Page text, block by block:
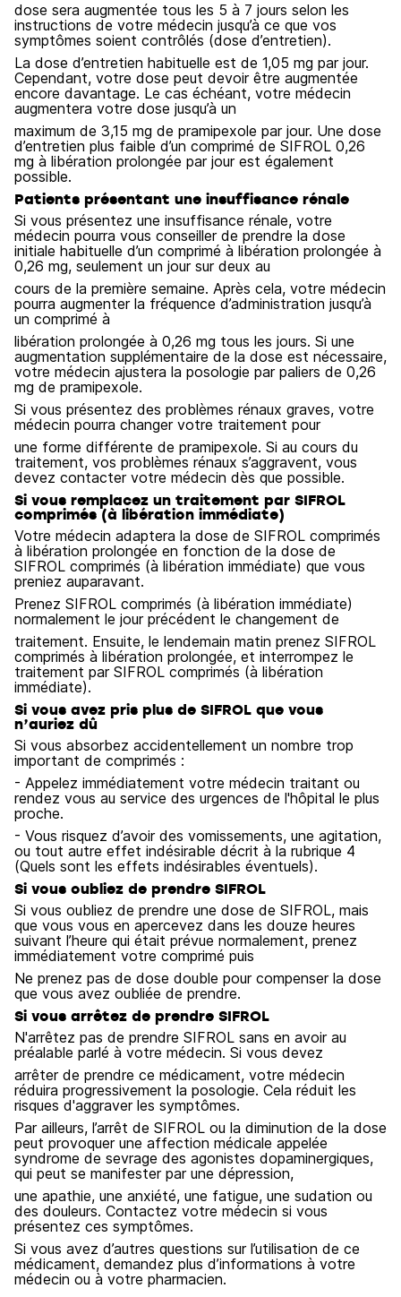
dose sera augmentée tous les 5 à 7 jours selon les
instructions de votre médecin jusqu’à ce que vos
symptômes soient contrôlés (dose d’entretien).
La dose d’entretien habituelle est de 1,05 mg par jour.
Cependant, votre dose peut devoir être augmentée
encore davantage. Le cas échéant, votre médecin
augmentera votre dose jusqu’à un
maximum de 3,15 mg de pramipexole par jour. Une dose
d’entretien plus faible d’un comprimé de SIFROL 0,26
mg à libération prolongée par jour est également
possible.
Patients présentant une insuffisance rénale
Si vous présentez une insuffisance rénale, votre
médecin pourra vous conseiller de prendre la dose
initiale habituelle d’un comprimé à libération prolongée à
0,26 mg, seulement un jour sur deux au
cours de la première semaine. Après cela, votre médecin
pourra augmenter la fréquence d’administration jusqu’à
un comprimé à
libération prolongée à 0,26 mg tous les jours. Si une
augmentation supplémentaire de la dose est nécessaire,
votre médecin ajustera la posologie par paliers de 0,26
mg de pramipexole.
Si vous présentez des problèmes rénaux graves, votre
médecin pourra changer votre traitement pour
une forme différente de pramipexole. Si au cours du
traitement, vos problèmes rénaux s’aggravent, vous
devez contacter votre médecin dès que possible.
Si vous remplacez un traitement par SIFROL
comprimés (à libération immédiate)
Votre médecin adaptera la dose de SIFROL comprimés
à libération prolongée en fonction de la dose de
SIFROL comprimés (à libération immédiate) que vous
preniez auparavant.
Prenez SIFROL comprimés (à libération immédiate)
normalement le jour précédent le changement de
traitement. Ensuite, le lendemain matin prenez SIFROL
comprimés à libération prolongée, et interrompez le
traitement par SIFROL comprimés (à libération
immédiate).
Si vous avez pris plus de SIFROL que vous
n’auriez dû
Si vous absorbez accidentellement un nombre trop
important de comprimés :
- Appelez immédiatement votre médecin traitant ou
rendez vous au service des urgences de l'hôpital le plus
proche.
- Vous risquez d’avoir des vomissements, une agitation,
ou tout autre effet indésirable décrit à la rubrique 4
(Quels sont les effets indésirables éventuels).
Si vous oubliez de prendre SIFROL
Si vous oubliez de prendre une dose de SIFROL, mais
que vous vous en apercevez dans les douze heures
suivant l’heure qui était prévue normalement, prenez
immédiatement votre comprimé puis
Ne prenez pas de dose double pour compenser la dose
que vous avez oubliée de prendre.
Si vous arrêtez de prendre SIFROL
N'arrêtez pas de prendre SIFROL sans en avoir au
préalable parlé à votre médecin. Si vous devez
arrêter de prendre ce médicament, votre médecin
réduira progressivement la posologie. Cela réduit les
risques d'aggraver les symptômes.
Par ailleurs, l’arrêt de SIFROL ou la diminution de la dose
peut provoquer une affection médicale appelée
syndrome de sevrage des agonistes dopaminergiques,
qui peut se manifester par une dépression,
une apathie, une anxiété, une fatigue, une sudation ou
des douleurs. Contactez votre médecin si vous
présentez ces symptômes.
Si vous avez d’autres questions sur l’utilisation de ce
médicament, demandez plus d’informations à votre
médecin ou à votre pharmacien.